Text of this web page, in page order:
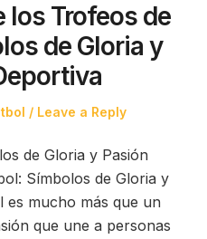
los Trofeos de
de Gloria y
Leave a Reply
de Gloria y Pasión
Símbolos de Gloria y
es mucho más que un
que une a personas